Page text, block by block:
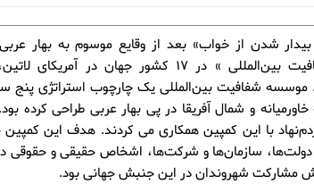
موسسه «شفافیت بین‌المللی » در 17 کشور جهان در
موسسه شفافیت بین‌المللی یک چارچوب استراتژی پنج
و شمال آفریقا در پی بهار عربی طراحی کرده
با این کمپین همکاری می کردند. هدف این کمپین
دولت‌ها، سازمان‌ها و شرکت‌ها، اشخاص حقیقی و
مشارکت شهروندان در این جنبش جهانی بود.